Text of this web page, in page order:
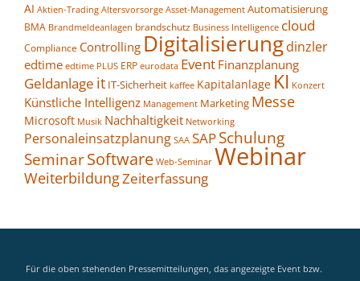
AI Aktien-Trading Altersvorsorge Asset-Management Automatisierung
BMA Brandmeldeanlagen brandschutz Business Intelligence cloud
Compliance Controlling Digitalisierungdinzler
edtime edtime PLUS ERP eurodata Event Finanzplanung
Geldanlage it IT-Sicherheit kaffee Kapitalanlage KI Konzert
Künstliche Intelligenz Management Marketing Messe
Microsoft Musik Nachhaltigkeit Networking
Personaleinsatzplanung SAA SAPSchulung
SeminarSoftware Web-Seminar Webinar
WeiterbildungZeiterfassung
Für die oben stehenden Pressemitteilungen, das angezeigte Event bzw.